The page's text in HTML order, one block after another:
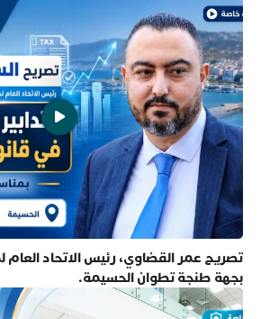
تصريح عمر القضاوي، رئيس الاتحاد
بجهة طنجة تطوان الحسيمة.